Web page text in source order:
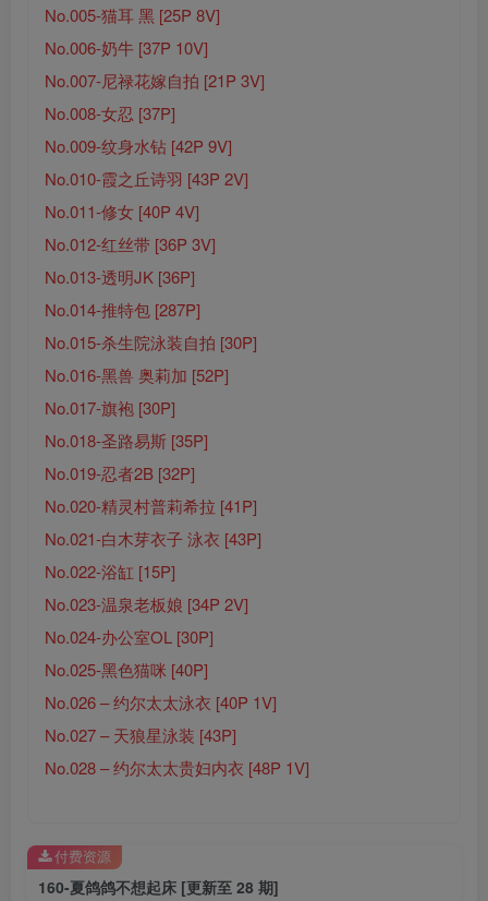
No.005-猫耳 黑 [25P 8V]
No.006-奶牛 [37P 10V]
No.007-尼禄花嫁自拍 [21P 3V]
No.008-女忍 [37P]
No.009-纹身水钻 [42P 9V]
No.010-霞之丘诗羽 [43P 2V]
No.011-修女 [40P 4V]
No.012-红丝带 [36P 3V]
No.013-透明JK [36P]
No.014-推特包 [287P]
No.015-杀生院泳装自拍 [30P]
No.016-黑兽 奥莉加 [52P]
No.017-旗袍 [30P]
No.018-圣路易斯 [35P]
No.019-忍者2B [32P]
No.020-精灵村普莉希拉 [41P]
No.021-白木芽衣子 泳衣 [43P]
No.022-浴缸 [15P]
No.023-温泉老板娘 [34P 2V]
No.024-办公室OL [30P]
No.025-黑色猫咪 [40P]
No.026 – 约尔太太泳衣 [40P 1V]
No.027 – 天狼星泳装 [43P]
No.028 – 约尔太太贵妇内衣 [48P 1V]
160-夏鸽鸽不想起床 [更新至 28 期]
付费资源